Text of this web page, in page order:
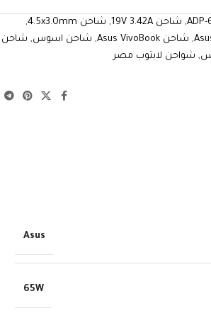
ADP-
, شاحن 19V 3.42A , شاحن 4.5x3.0mm
,
, شاحن Asus VivoBook , شاحن اسوس, شاحن
, شواحن لابتوب مصر
Asus
65W